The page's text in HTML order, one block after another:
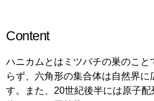
Content
ハニカムとはミツバチの巣のこと
らず、六角形の集合体は自然界
す。また、20世紀後半には原子